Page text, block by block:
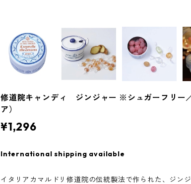
修道院キャンディ ジンジャー ※シュガーフリー
ア）
¥1,296
International shipping available
イタリアカマルドリ修道院の伝統製法で作られた、ジン